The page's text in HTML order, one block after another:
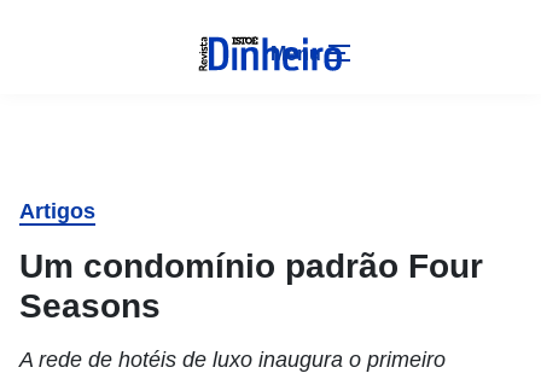
Menu
Artigos
Um condomínio padrão Four
Seasons
A rede de hotéis de luxo inaugura o primeiro